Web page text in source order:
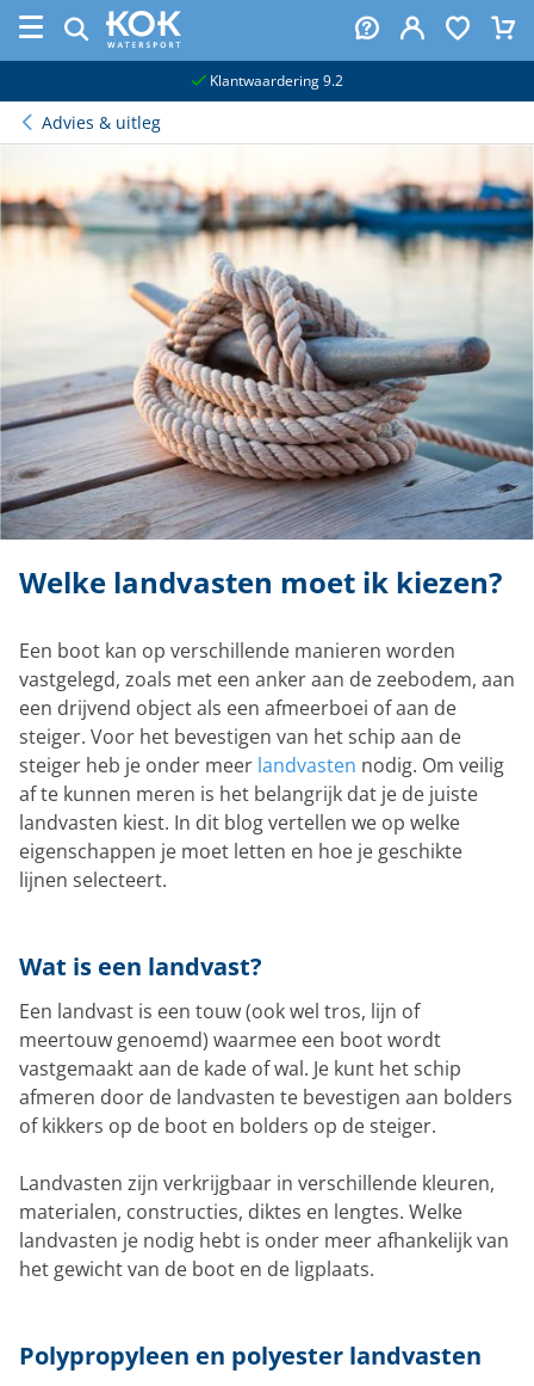
Klantwaardering 9.2
Advies & uitleg
Welke landvasten moet ik kiezen?
Een boot kan op verschillende manieren worden
vastgelegd, zoals met een anker aan de zeebodem, aan
een drijvend object als een afmeerboei of aan de
steiger. Voor het bevestigen van het schip aan de
steiger heb je onder meer landvasten nodig. Om veilig
af te kunnen meren is het belangrijk dat je de juiste
landvasten kiest. In dit blog vertellen we op welke
eigenschappen je moet letten en hoe je geschikte
lijnen selecteert.
Wat is een landvast?
Een landvast is een touw (ook wel tros, lijn of
meertouw genoemd) waarmee een boot wordt
vastgemaakt aan de kade of wal. Je kunt het schip
afmeren door de landvasten te bevestigen aan bolders
of kikkers op de boot en bolders op de steiger.
Landvasten zijn verkrijgbaar in verschillende kleuren,
materialen, constructies, diktes en lengtes. Welke
landvasten je nodig hebt is onder meer afhankelijk van
het gewicht van de boot en de ligplaats.
Polypropyleen en polyester landvasten